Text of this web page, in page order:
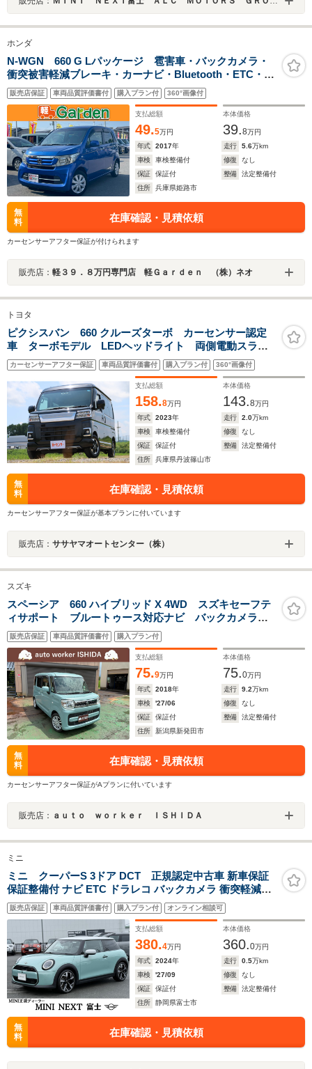
ホンダ
N-WGN 660 G Lパッケージ 雹害車・バックカメラ・
衝突被害軽減ブレーキ・カーナビ・Bluetooth・ETC・
CD/DVD再生・スマートキー&プッシュスタート・ベンチ
シート・ルームクリーニング
販売店保証 車両品質評価書付 購入プラン付 360°画像付
支払総額
49.5万円
本体価格
39.8万円
年式
2017年 走行 5.6万km
車検
車検整備付 修復
なし
保証
保証付 整備
法定整備付
住所
兵庫県姫路市
無
料
在庫確認・見積依頼
カーセンサーアフター保証が付けられます
販売店： 軽３９．８万円専門店 軽Ｇａｒｄｅｎ （株）ネオ
トヨタ
ピクシスバン 660 クルーズターボ カーセンサー認定
車 ターボモデル LEDヘッドライト 両側電動スライ
ドドア 純正ナビ Bluetooth Bカメラ ETC2.0
カーセンサーアフター保証 車両品質評価書付 購入プラン付 360°画像付
支払総額
158.8万円
本体価格
143.8万円
年式
2023年 走行 2.0万km
車検
車検整備付 修復
なし
保証
保証付 整備
法定整備付
住所
兵庫県丹波篠山市
無
料
在庫確認・見積依頼
カーセンサーアフター保証が基本プランに付いています
販売店： ササヤマオートセンター（株）
スズキ
スペーシア 660 ハイブリッド X 4WD スズキセーフテ
ィサポート ブルートゥース対応ナビ バックカメラ
スマートキー 両側電動スライドドア シートヒーター
販売店保証 車両品質評価書付 購入プラン付
支払総額
75.9万円
本体価格
75.0万円
年式
2018年 走行 9.2万km
車検
'27/06 修復
なし
保証
保証付 整備
法定整備付
住所
新潟県新発田市
無
料
在庫確認・見積依頼
カーセンサーアフター保証がAプランに付いています
販売店： ａｕｔｏ ｗｏｒｋｅｒ ＩＳＨＩＤＡ
ミニ
ミニ クーパーS 3ドア DCT 正規認定中古車 新車保証
保証整備付 ナビ ETC ドラレコ バックカメラ 衝突軽減ブ
レーキ アイドリングストップ 障害物ソナー 車線キープ A
クルコン
販売店保証 車両品質評価書付 購入プラン付 オンライン相談可
支払総額
380.4万円
本体価格
360.0万円
年式
2024年 走行 0.5万km
車検
'27/09 修復
なし
保証
保証付 整備
法定整備付
住所
静岡県富士市
無
料
在庫確認・見積依頼